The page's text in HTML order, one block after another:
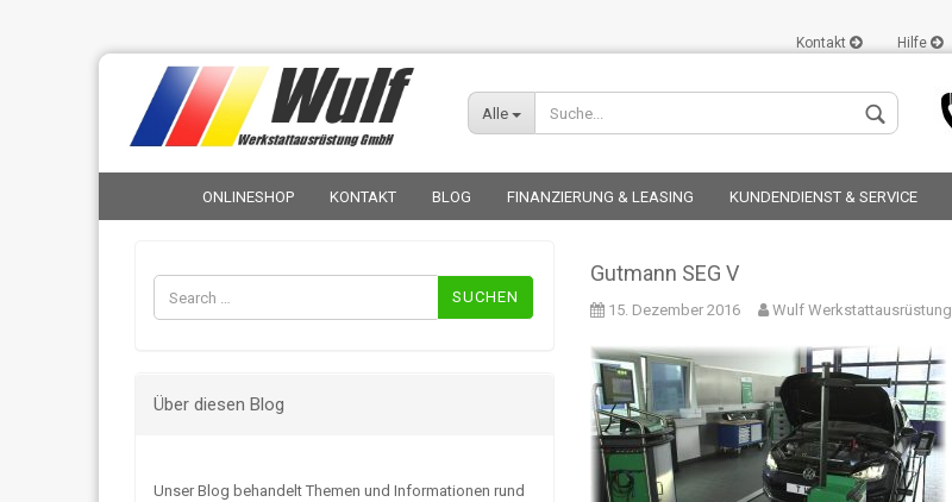
Kontakt Hilfe
Alle
ONLINESHOP KONTAKT BLOG FINANZIERUNG & LEASING KUNDENDIENST & SERVICE
Suchen
nach:
Über diesen Blog
Unser Blog behandelt Themen und Informationen rund
Gutmann SEG V
15. Dezember 2016 Wulf Werkstattausrüstung